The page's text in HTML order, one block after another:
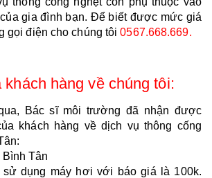
gia đình bạn. Để biết được mức giá
gọi điện cho chúng tôi 0567.668.669.
hàng về chúng tôi:
Bác sĩ môi trường đã nhận được
khách hàng về dịch vụ thông cống
Tân
sử dụng máy hơi với báo giá là 100k.